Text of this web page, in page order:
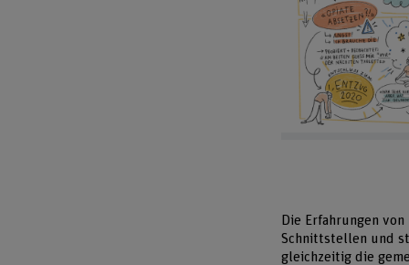
Die Erfahrungen
Schnittstellen und
gleichzeitig die